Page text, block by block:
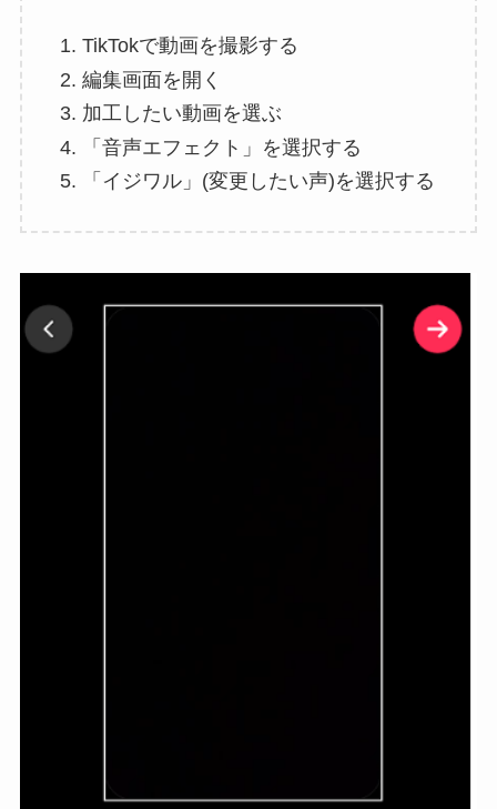
TikTokで動画を撮影する
編集画面を開く
加工したい動画を選ぶ
「音声エフェクト」を選択する
「イジワル」(変更したい声)を選択する